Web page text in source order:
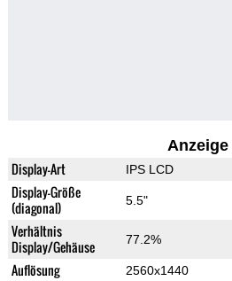
Anzeige
Display-Art IPS LCD
Display-Größe
(diagonal)
5.5"
Verhältnis
Display/Gehäuse
77.2%
Auflösung 2560x1440